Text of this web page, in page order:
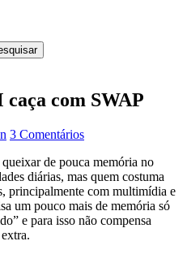
com SWAP
3 Comentários
de pouca memória no
diárias, mas quem costuma
principalmente com multimídia e
um pouco mais de memória só
e para isso não compensa